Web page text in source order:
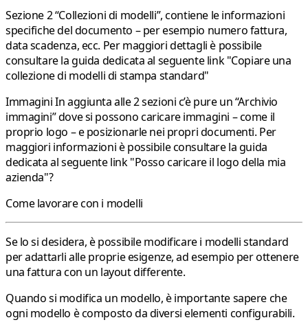
Sezione 2“Collezioni di modelli”, contiene le informazioni
specifiche del documento – per esempio numero fattura,
data scadenza, ecc. Per maggiori dettagli è possibile
consultare la guida dedicata al seguente link"Copiare una
collezione di modelli di stampa standard"
ImmaginiIn aggiunta alle 2 sezioni c’è pure un “Archivio
immagini” dove si possono caricare immagini – come il
proprio logo – e posizionarle nei propri documenti. Per
maggiori informazioni è possibile consultare la guida
dedicata al seguente link"Posso caricare il logo della mia
azienda"?
Come lavorare con i modelli
Se lo si desidera, è possibile modificare i modelli standard
per adattarli alle proprie esigenze, ad esempio per ottenere
una fattura con un layout differente.
Quando si modifica un modello, è importante sapere che
ogni modello è composto da diversi elementi configurabili.